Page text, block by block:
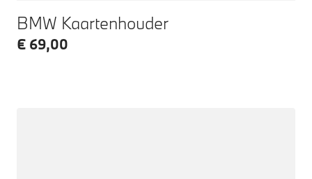
BMW Kaartenhouder
€ 69,00